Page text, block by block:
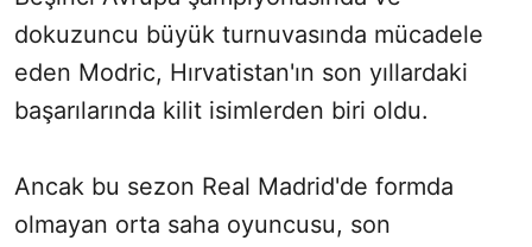
dokuzuncu büyük turnuvasında mücadele
eden Modric, Hırvatistan'ın son yıllardaki
başarılarında kilit isimlerden biri oldu.
Ancak bu sezon Real Madrid'de formda
olmayan orta saha oyuncusu, son